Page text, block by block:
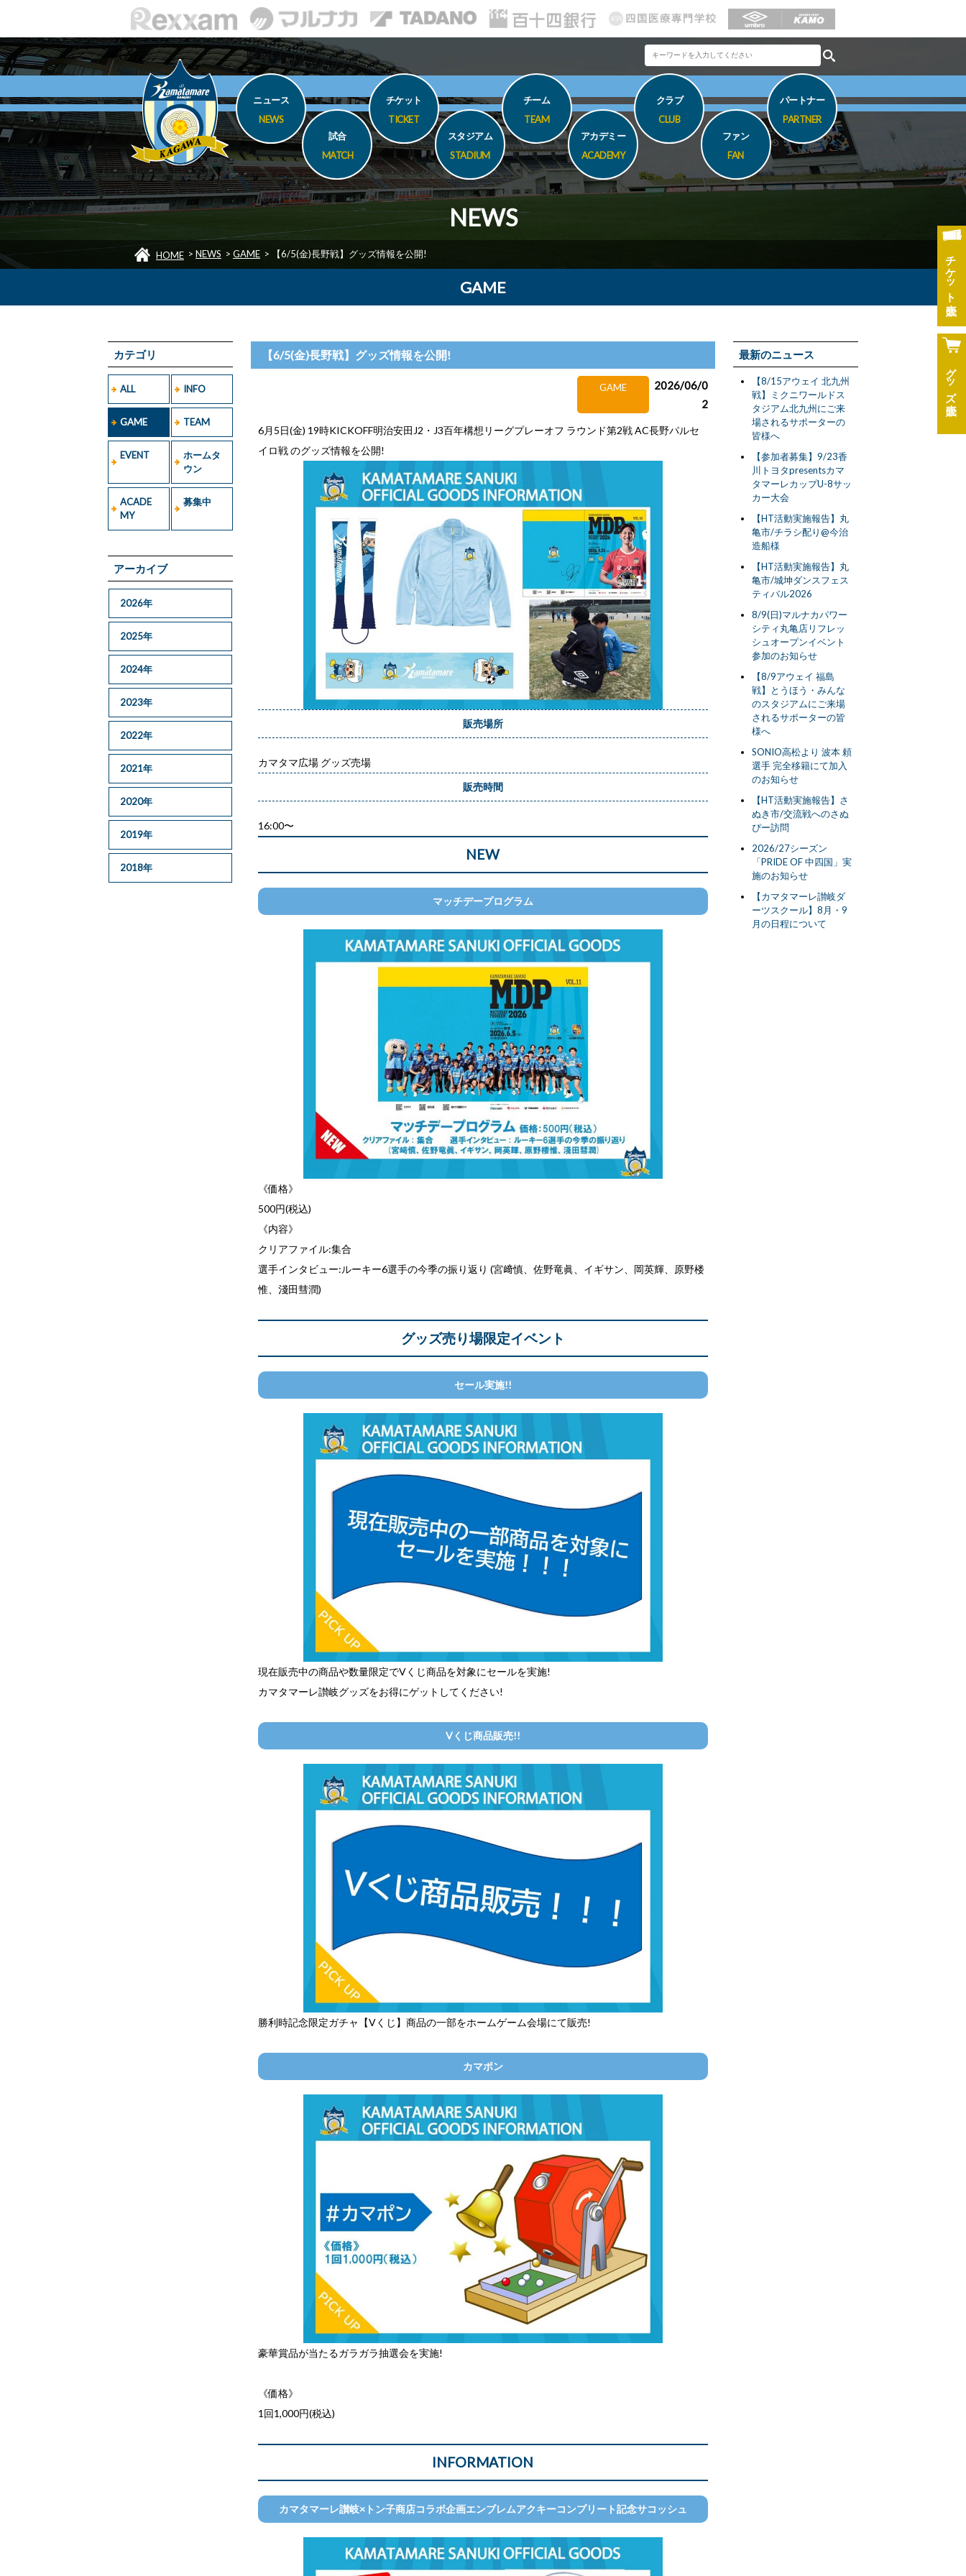
チケット
グッズ
ニュース
NEWS
試合
MATCH
チケット
TICKET
スタジアム
STADIUM
チーム
TEAM
アカデミー
ACADEMY
クラブ
CLUB
ファン
FAN
パートナー
PARTNER
NEWS
HOME > NEWS > GAME > 【6/5(金)長野戦】グッズ情報を公開!
GAME
カテゴリ
ALL INFO
GAME TEAM
EVENT
ホームタ
ウン
ACADE
MY
募集中
アーカイブ
2026年
2025年
2024年
2023年
2022年
2021年
2020年
2019年
2018年
【6/5(金)長野戦】グッズ情報を公開!
GAME
2026/06/0
2
6月5日(金) 19時KICKOFF明治安田J2・J3百年構想リーグプレーオフ ラウンド第2戦 AC長野パルセ
イロ戦 のグッズ情報を公開!
販売場所
カマタマ広場 グッズ売場
販売時間
16:00〜
NEW
マッチデープログラム
《価格》
500円(税込)
《内容》
クリアファイル:集合
選手インタビュー:ルーキー6選手の今季の振り返り (宮﨑慎、佐野竜眞、イギサン、岡英輝、原野楼
惟、淺田彗潤)
グッズ売り場限定イベント
セール実施!!
現在販売中の商品や数量限定でVくじ商品を対象にセールを実施!
カマタマーレ讃岐グッズをお得にゲットしてください!
Vくじ商品販売!!
勝利時記念限定ガチャ【Vくじ】商品の一部をホームゲーム会場にて販売!
カマポン
豪華賞品が当たるガラガラ抽選会を実施!
《価格》
1回1,000円(税込)
INFORMATION
カマタマーレ讃岐×トン子商店コラボ企画エンブレムアクキーコンプリート記念サコッシュ
最新のニュース
【8/15アウェイ 北九州
戦】ミクニワールドス
タジアム北九州にご来
場されるサポーターの
皆様へ
【参加者募集】9/23香
川トヨタpresentsカマ
タマーレカップU-8サッ
カー大会
【HT活動実施報告】丸
亀市/チラシ配り@今治
造船様
【HT活動実施報告】丸
亀市/城坤ダンスフェス
ティバル2026
8/9(日)マルナカパワー
シティ丸亀店リフレッ
シュオープンイベント
参加のお知らせ
【8/9アウェイ 福島
戦】とうほう・みんな
のスタジアムにご来場
されるサポーターの皆
様へ
SONIO高松より 波本 頼
選手 完全移籍にて加入
のお知らせ
【HT活動実施報告】さ
ぬき市/交流戦へのさぬ
ぴー訪問
2026/27シーズン
「PRIDE OF 中四国」実
施のお知らせ
【カマタマーレ讃岐ダ
ーツスクール】8月・9
月の日程について